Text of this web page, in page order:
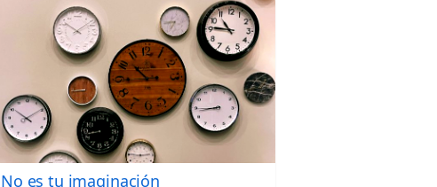
No es tu imaginación